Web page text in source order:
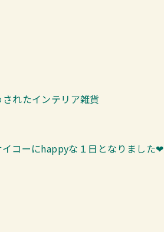
れたインテリア雑貨
コーにhappyな１日となりました❤